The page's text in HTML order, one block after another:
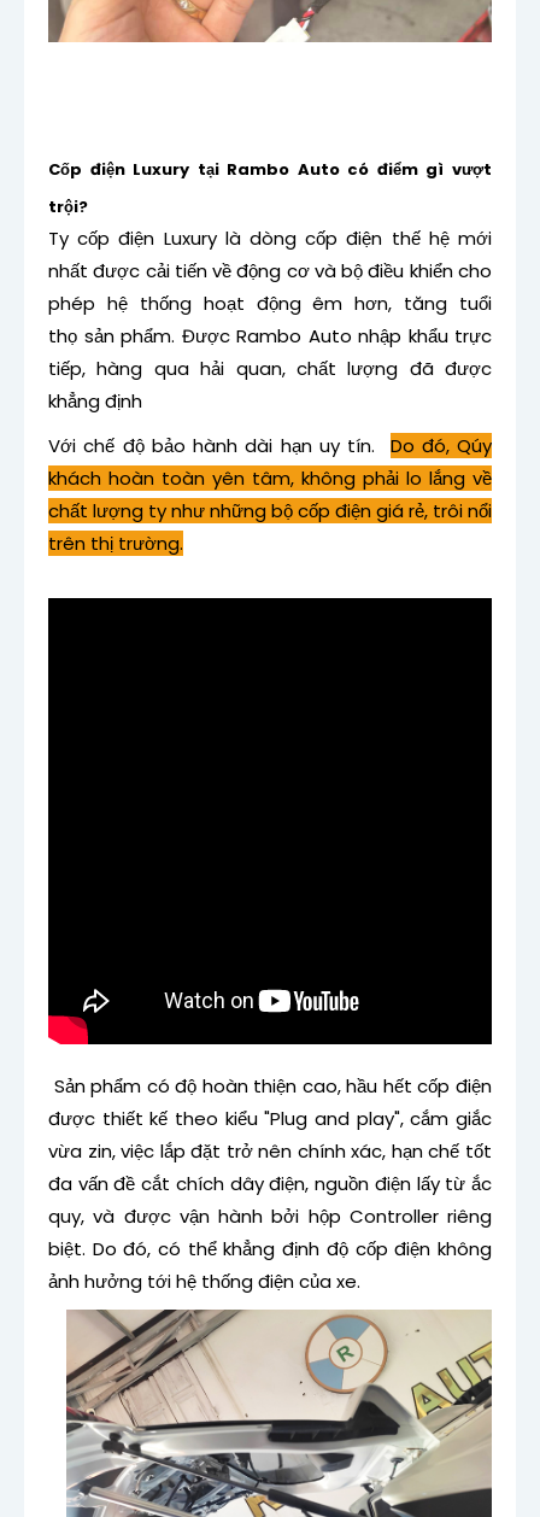
Cốp điện Luxury tại Rambo Auto có điểm gì vượt
trội?
Ty cốp điện Luxury là dòng cốp điện thế hệ mới
nhất được cải tiến về động cơ và bộ điều khiển cho
phép hệ thống hoạt động êm hơn, tăng tuổi
thọ sản phẩm. Được Rambo Auto nhập khẩu trực
tiếp, hàng qua hải quan, chất lượng đã được
khẳng định
Với chế độ bảo hành dài hạn uy tín. Do đó, Qúy
khách hoàn toàn yên tâm, không phải lo lắng về
chất lượng ty như những bộ cốp điện giá rẻ, trôi nổi
trên thị trường.
Sản phẩm có độ hoàn thiện cao, hầu hết cốp điện
được thiết kế theo kiểu "Plug and play", cắm giắc
vừa zin, việc lắp đặt trở nên chính xác, hạn chế tốt
đa vấn đề cắt chích dây điện, nguồn điện lấy từ ắc
quy, và được vận hành bởi hộp Controller riêng
biệt. Do đó, có thể khẳng định độ cốp điện không
ảnh hưởng tới hệ thống điện của xe.